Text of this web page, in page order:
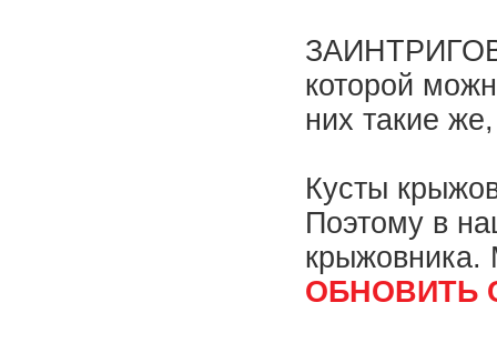
которой
них такие
Кусты
Поэтому в
ОБНОВИТЬ